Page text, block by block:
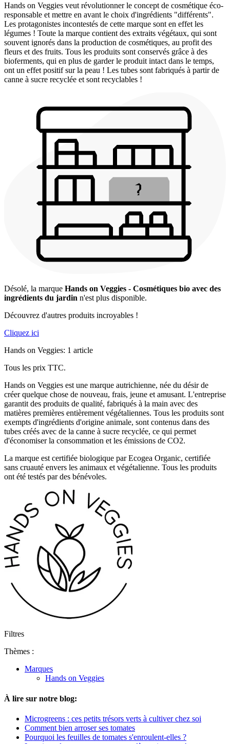
Hands on Veggies veut révolutionner le concept de cosmétique éco-
responsable et mettre en avant le choix d'ingrédients "différents".
Les protagonistes incontestés de cette marque sont en effet les
légumes ! Toute la marque contient des extraits végétaux, qui sont
souvent ignorés dans la production de cosmétiques, au profit des
fleurs et des fruits. Tous les produits sont conservés grâce à des
bioferments, qui en plus de garder le produit intact dans le temps,
ont un effet positif sur la peau ! Les tubes sont fabriqués à partir de
canne à sucre recyclée et sont recyclables !
Désolé, la marque Hands on Veggies - Cosmétiques bio avec des
ingrédients du jardin n'est plus disponible.
Découvrez d'autres produits incroyables !
Cliquez ici
Hands on Veggies: 1 article
Tous les prix TTC.
Hands on Veggies est une marque autrichienne, née du désir de
créer quelque chose de nouveau, frais, jeune et amusant. L'entreprise
garantit des produits de qualité, fabriqués à la main avec des
matières premières entièrement végétaliennes. Tous les produits sont
exempts d'ingrédients d'origine animale, sont contenus dans des
tubes créés avec de la canne à sucre recyclée, ce qui permet
d'économiser la consommation et les émissions de CO2.
La marque est certifiée biologique par Ecogea Organic, certifiée
sans cruauté envers les animaux et végétalienne. Tous les produits
ont été testés par des bénévoles.
Filtres
Thèmes :
Marques
Hands on Veggies
À lire sur notre blog:
Microgreens : ces petits trésors verts à cultiver chez soi
Comment bien arroser ses tomates
Pourquoi les feuilles de tomates s'enroulent-elles ?